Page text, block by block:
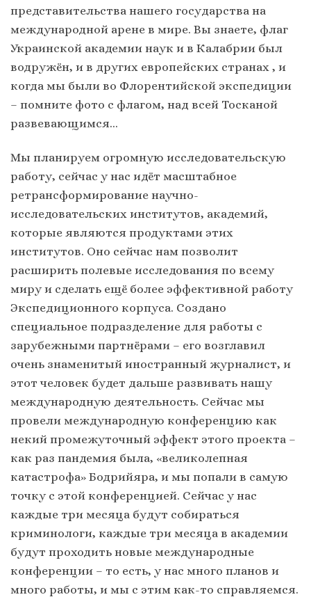
представительства нашего государства на
международной арене в мире. Вы знаете, флаг
Украинской академии наук и в Калабрии был
водружён, и в других европейских странах , и
когда мы были во Флорентийской экспедиции
– помните фото с флагом, над всей Тосканой
развевающимся…
Мы планируем огромную исследовательскую
работу, сейчас у нас идёт масштабное
ретрансформирование научно-
исследовательских институтов, академий,
которые являются продуктами этих
институтов. Оно сейчас нам позволит
расширить полевые исследования по всему
миру и сделать ещё более эффективной работу
Экспедиционного корпуса. Создано
специальное подразделение для работы с
зарубежными партнёрами – его возглавил
очень знаменитый иностранный журналист, и
этот человек будет дальше развивать нашу
международную деятельность. Сейчас мы
провели международную конференцию как
некий промежуточный эффект этого проекта –
как раз пандемия была, «великолепная
катастрофа» Бодрийяра, и мы попали в самую
точку с этой конференцией. Сейчас у нас
каждые три месяца будут собираться
криминологи, каждые три месяца в академии
будут проходить новые международные
конференции – то есть, у нас много планов и
много работы, и мы с этим как-то справляемся.